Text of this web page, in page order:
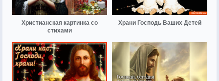
Христианская картинка со
стихами
Храни Господь Ваших Детей